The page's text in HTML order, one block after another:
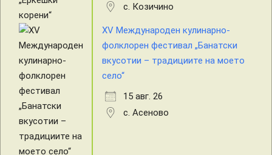
с. Козичино
XV Международен кулинарно-
фолклорен фестивал „Банатски
вкусотии – традициите на моето
село“
15 авг. 26
с. Асеново